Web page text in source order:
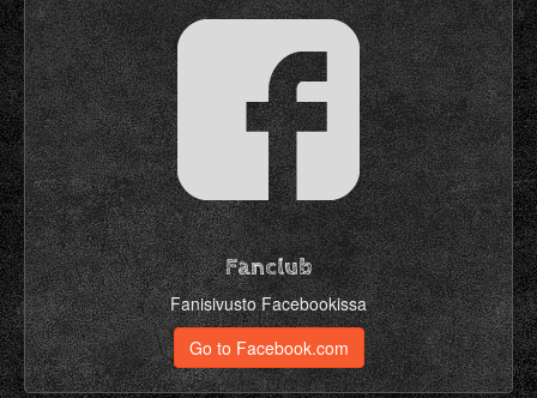
Fanclub
Fanisivusto Facebookissa
Go to Facebook.com